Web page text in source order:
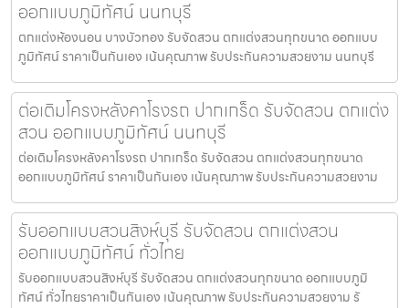
ออกแบบภูมิทัศน์ นนทบุรี
ตกแต่งห้องนอน บางบัวทอง รับจัดสวน ตกแต่งสวนทุกขนาด ออกแบบ
ภูมิทัศน์ ราคาเป็นกันเอง เน้นคุณภาพ รับประกันความสวยงาม นนทบุรี
ต่อเติมโครงหลังคาโรงรถ ปากเกร็ด รับจัดสวน ตกแต่ง
สวน ออกแบบภูมิทัศน์ นนทบุรี
ต่อเติมโครงหลังคาโรงรถ ปากเกร็ด รับจัดสวน ตกแต่งสวนทุกขนาด
ออกแบบภูมิทัศน์ ราคาเป็นกันเอง เน้นคุณภาพ รับประกันความสวยงาม
รับออกแบบสวนสิงห์บุรี รับจัดสวน ตกแต่งสวน
ออกแบบภูมิทัศน์ ทั่วไทย
รับออกแบบสวนสิงห์บุรี รับจัดสวน ตกแต่งสวนทุกขนาด ออกแบบภูมิ
ทัศน์ ทั่วไทยราคาเป็นกันเอง เน้นคุณภาพ รับประกันความสวยงาม รั